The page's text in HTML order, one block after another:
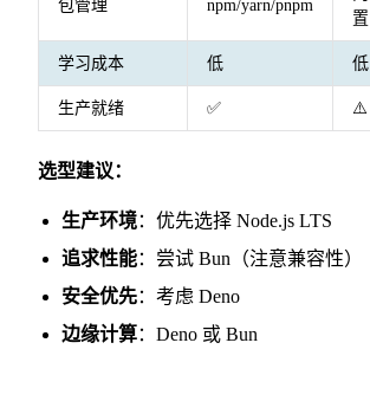
包管理 npm/yarn/pnpm
置
学习成本 低 低
生产就绪 ✅ ⚠️
选型建议：
生产环境：优先选择 Node.js LTS
追求性能：尝试 Bun（注意兼容性）
安全优先：考虑 Deno
边缘计算：Deno 或 Bun